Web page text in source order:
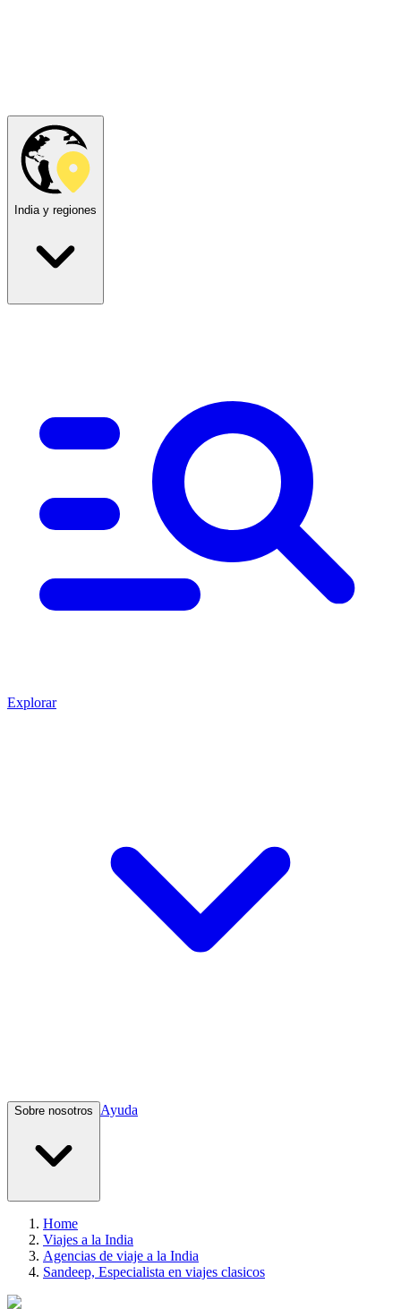
India y regiones
Explorar
Sobre nosotros Ayuda
Home
Viajes a la India
Agencias de viaje a la India
Sandeep, Especialista en viajes clasicos